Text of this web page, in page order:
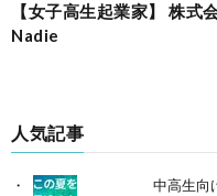
【女子高生起業家】 株式
Nadie
人気記事
中高生向